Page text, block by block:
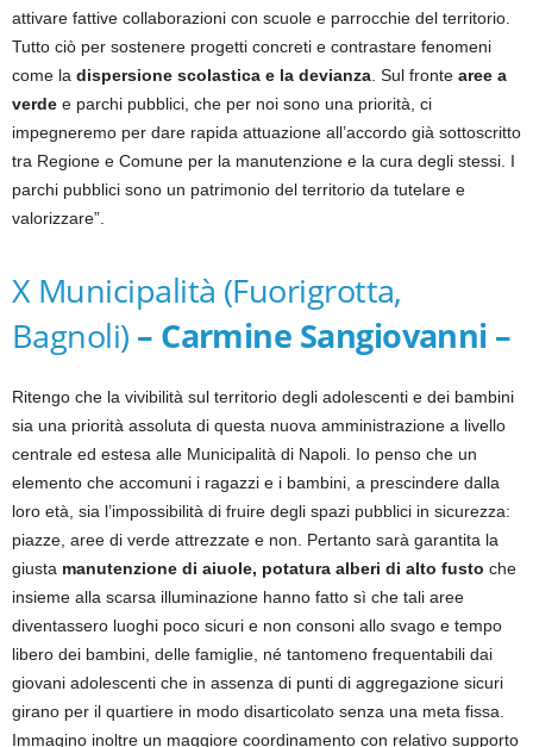
attivare fattive collaborazioni con scuole e parrocchie del territorio.
Tutto ciò per sostenere progetti concreti e contrastare fenomeni
come la dispersione scolastica e la devianza . Sul fronte aree a
verde e parchi pubblici, che per noi sono una priorità, ci
impegneremo per dare rapida attuazione all’accordo già sottoscritto
tra Regione e Comune per la manutenzione e la cura degli stessi. I
parchi pubblici sono un patrimonio del territorio da tutelare e
valorizzare”.
X Municipalità (Fuorigrotta,
Bagnoli) – Carmine Sangiovanni –
Ritengo che la vivibilità sul territorio degli adolescenti e dei bambini
sia una priorità assoluta di questa nuova amministrazione a livello
centrale ed estesa alle Municipalità di Napoli. Io penso che un
elemento che accomuni i ragazzi e i bambini, a prescindere dalla
loro età, sia l’impossibilità di fruire degli spazi pubblici in sicurezza:
piazze, aree di verde attrezzate e non. Pertanto sarà garantita la
giusta manutenzione di aiuole, potatura alberi di alto fusto che
insieme alla scarsa illuminazione hanno fatto sì che tali aree
diventassero luoghi poco sicuri e non consoni allo svago e tempo
libero dei bambini, delle famiglie, né tantomeno frequentabili dai
giovani adolescenti che in assenza di punti di aggregazione sicuri
girano per il quartiere in modo disarticolato senza una meta fissa.
Immagino inoltre un maggiore coordinamento con relativo supporto